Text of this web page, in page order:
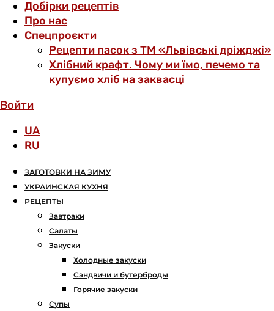
Добірки рецептів
Про нас
Спецпроєкти
Рецепти пасок з ТМ «Львівські дріжджі»
Хлібний крафт. Чому ми їмо, печемо та
купуємо хліб на заквасці
Войти
UA
RU
ЗАГОТОВКИ НА ЗИМУ
УКРАИНСКАЯ КУХНЯ
РЕЦЕПТЫ
Завтраки
Салаты
Закуски
Холодные закуски
Сэндвичи и бутерброды
Горячие закуски
Супы